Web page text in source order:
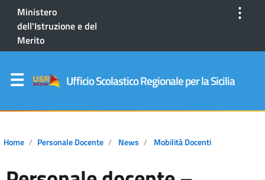
Ministero
dell'Istruzione e del
Merito
⋮
Ufficio Scolastico Regionale per la Sicilia
Home Personale Docente News Mobilità Docenti